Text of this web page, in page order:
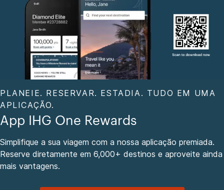
PLANEIE. RESERVAR. ESTADIA. TUDO EM UMA
APLICAÇÃO.
App IHG One Rewards
Simplifique a sua viagem com a nossa aplicação premiada.
Reserve diretamente em 6,000+ destinos e aproveite ainda
mais vantagens.